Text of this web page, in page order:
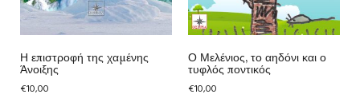
Η επιστροφή της χαμένης
Άνοιξης
€10,00
Ο Μελένιος, το αηδόνι και ο
τυφλός ποντικός
€10,00